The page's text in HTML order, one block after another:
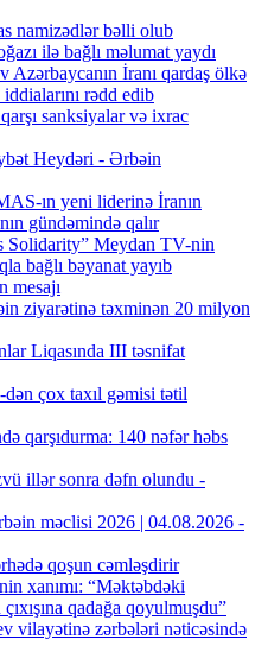
namizədlər bəlli olub
ilə bağlı məlumat yaydı
Azərbaycanın İranı qardaş ölkə
rədd edib
sanksiyalar və ixrac
Heydəri - Ərbəin
ın yeni liderinə İranın
gündəmində qalır
Solidarity” Meydan TV-nin
bağlı bəyanat yayıb
ziyarətinə təxminən 20 milyon
Liqasında III təsnifat
çox taxıl gəmisi tətil
qarşıdurma: 140 nəfər həbs
illər sonra dəfn olundu -
məclisi 2026 | 04.08.2026 -
qoşun cəmləşdirir
xanımı: “Məktəbdəki
qadağa qoyulmuşdu”
vilayətinə zərbələri nəticəsində